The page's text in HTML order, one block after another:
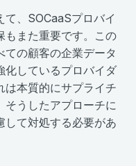
、SOCaaSプロバイ
もまた重要です。この
の顧客の企業データ
化しているプロバイダ
は本質的にサプライチ
そうしたアプローチに
して対処する必要があ